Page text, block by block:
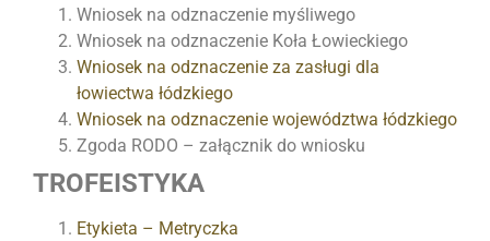
Wniosek na odznaczenie myśliwego
Wniosek na odznaczenie Koła Łowieckiego
Wniosek na odznaczenie za zasługi dla
łowiectwa łódzkiego
Wniosek na odznaczenie województwa łódzkiego
Zgoda RODO – załącznik do wniosku
TROFEISTYKA
Etykieta – Metryczka